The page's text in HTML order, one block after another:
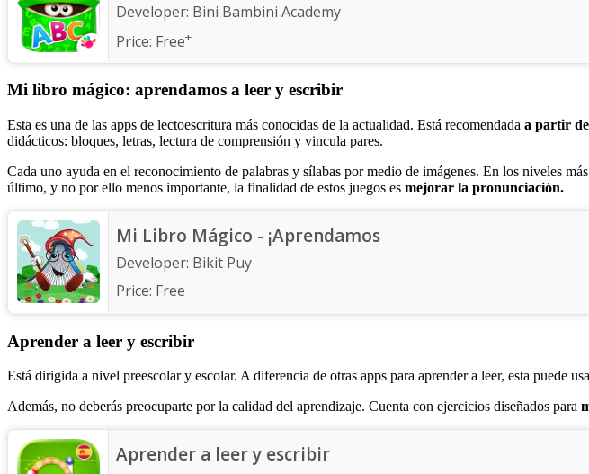
Developer: Bini Bambini Academy
Price: Free+
Mi libro mágico: aprendamos a leer y escribir
Esta es una de las apps de lectoescritura más conocidas de la actualidad. Está recomendada a partir
didácticos: bloques, letras, lectura de comprensión y vincula pares.
Cada uno ayuda en el reconocimiento de palabras y sílabas por medio de imágenes. En los niveles
último, y no por ello menos importante, la finalidad de estos juegos es mejorar la pronunciación.
Mi Libro Mágico - ¡Aprendamos
Developer: Bikit Puy
Price: Free
Aprender a leer y escribir
Está dirigida a nivel preescolar y escolar. A diferencia de otras apps para aprender a leer, esta puede
Además, no deberás preocuparte por la calidad del aprendizaje. Cuenta con ejercicios diseñados para
Aprender a leer y escribir